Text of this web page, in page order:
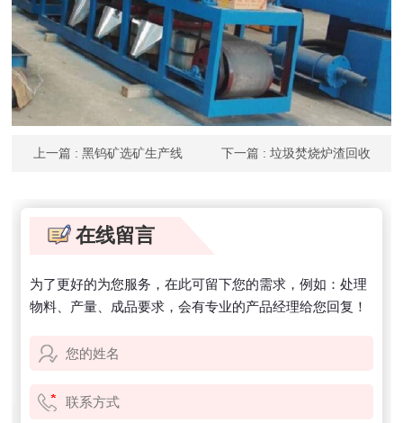
上一篇 : 黑钨矿选矿生产线 下一篇 : 垃圾焚烧炉渣回收
在线留言
为了更好的为您服务，在此可留下您的需求，例如：处理
物料、产量、成品要求，会有专业的产品经理给您回复！